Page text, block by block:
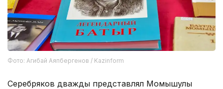
Фото: Агибай Аяпбергенов / Kazinform
Серебряков дважды представлял Момышулы